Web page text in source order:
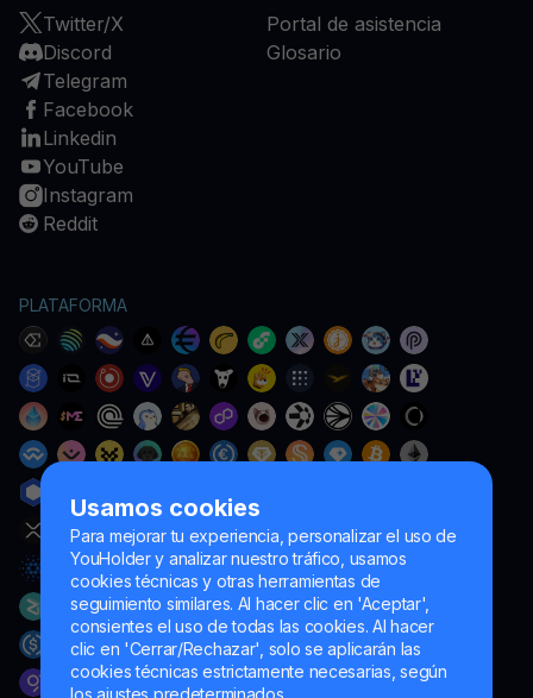
Usamos cookies
Para mejorar tu experiencia, personalizar el uso de
YouHolder y analizar nuestro tráfico, usamos
cookies técnicas y otras herramientas de
seguimiento similares. Al hacer clic en 'Aceptar',
consientes el uso de todas las cookies. Al hacer
clic en 'Cerrar/Rechazar', solo se aplicarán las
cookies técnicas estrictamente necesarias, según
Twitter/X
Discord
Telegram
Facebook
Linkedin
YouTube
Instagram
Reddit
Portal de asistencia
Glosario
PLATAFORMA